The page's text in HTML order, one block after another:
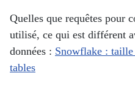
Quelles que requêtes pour
utilisé, ce qui est différent
données : Snowflake : taille
tables